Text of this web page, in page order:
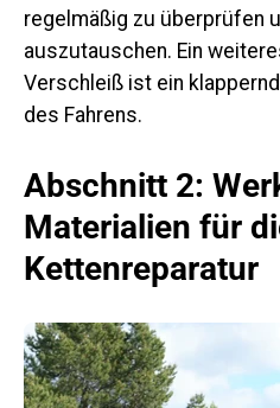
regelmäßig zu überprüfen
auszutauschen. Ein
Verschleiß ist ein
des Fahrens.
Abschnitt 2:
Materialien für
Kettenreparatur